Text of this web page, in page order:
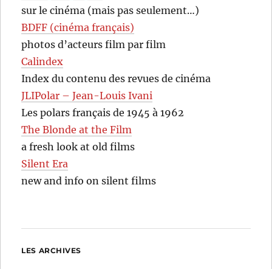
sur le cinéma (mais pas seulement…)
BDFF (cinéma français)
photos d’acteurs film par film
Calindex
Index du contenu des revues de cinéma
JLIPolar – Jean-Louis Ivani
Les polars français de 1945 à 1962
The Blonde at the Film
a fresh look at old films
Silent Era
new and info on silent films
LES ARCHIVES